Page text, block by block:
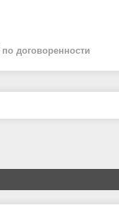
по договоренности